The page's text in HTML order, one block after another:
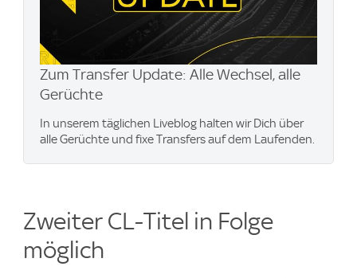
Zum Transfer Update: Alle Wechsel, alle
Gerüchte
In unserem täglichen Liveblog halten wir Dich über
alle Gerüchte und fixe Transfers auf dem Laufenden.
Zweiter CL-Titel in Folge
möglich